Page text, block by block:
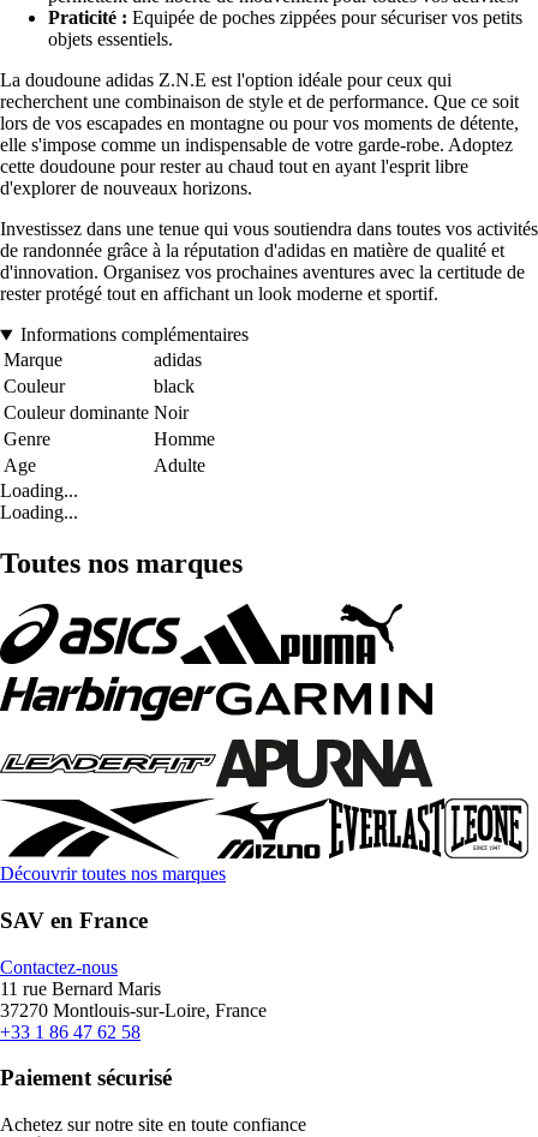
Praticité : Equipée de poches zippées pour sécuriser vos petits
objets essentiels.
La doudoune adidas Z.N.E est l'option idéale pour ceux qui
recherchent une combinaison de style et de performance. Que ce soit
lors de vos escapades en montagne ou pour vos moments de détente,
elle s'impose comme un indispensable de votre garde-robe. Adoptez
cette doudoune pour rester au chaud tout en ayant l'esprit libre
d'explorer de nouveaux horizons.
Investissez dans une tenue qui vous soutiendra dans toutes vos activités
de randonnée grâce à la réputation d'adidas en matière de qualité et
d'innovation. Organisez vos prochaines aventures avec la certitude de
rester protégé tout en affichant un look moderne et sportif.
Informations complémentaires
Marque
adidas
Couleur
black
Couleur dominante Noir
Genre
Homme
Age
Adulte
Loading...
Loading...
Toutes nos marques
Découvrir toutes nos marques
SAV en France
Contactez-nous
11 rue Bernard Maris
37270 Montlouis-sur-Loire, France
+33 1 86 47 62 58
Paiement sécurisé
Achetez sur notre site en toute confiance